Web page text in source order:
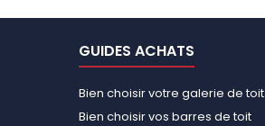
GUIDES ACHATS
Bien choisir votre galerie de toit
Bien choisir vos barres de toit